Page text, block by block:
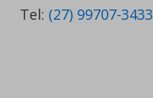
Tel: (27) 99707-3433